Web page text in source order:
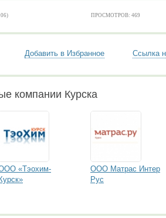
ПРОСМОТРОВ: 469
Добавить в Избранное Ссылка
компании Курска
«Тэохим-
Курск»
ООО Матрас Интер
Рус